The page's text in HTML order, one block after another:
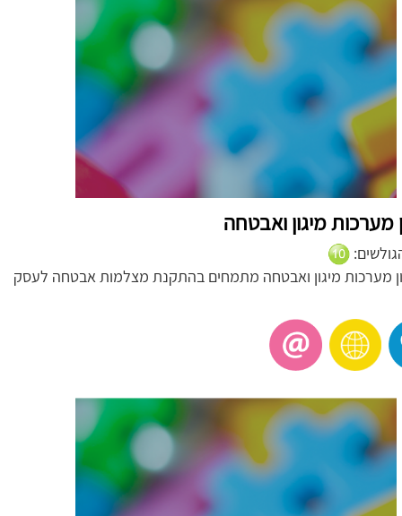
מערכות מיגון ואבטחה
מערכות מיגון ואבטחה מתמחים בהתקנת מצלמות אבטחה לעסק